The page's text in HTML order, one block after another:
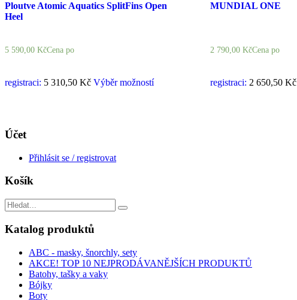
Ploutve Atomic Aquatics SplitFins Open
Heel
5 590,00 KčCena po
registraci: 5 310,50 Kč Výběr možností
MUNDIAL ONE
2 790,00KčCena po
registraci: 2 650,50 Kč
Účet
Přihlásit se / registrovat
Košík
Search
for:
Katalog produktů
ABC - masky, šnorchly, sety
AKCE! TOP 10 NEJPRODÁVANĚJŠÍCH PRODUKTŮ
Batohy, tašky a vaky
Bójky
Boty